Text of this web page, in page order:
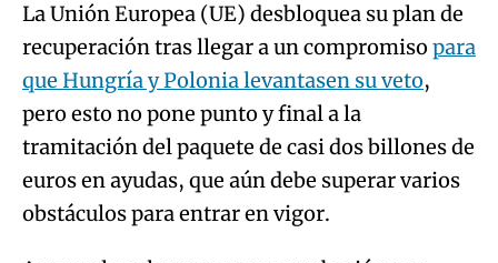
La Unión Europea (UE) desbloquea su plan de
recuperación tras llegar a un compromiso para
que Hungría y Polonia levantasen su veto,
pero esto no pone punto y final a la
tramitación del paquete de casi dos billones de
euros en ayudas, que aún debe superar varios
obstáculos para entrar en vigor.